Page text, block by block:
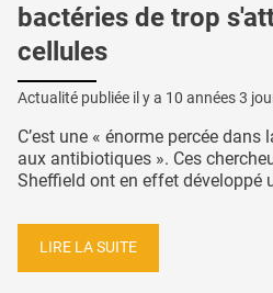
bactéries de trop
cellules
Actualité publiée il y a 10 années 3
C’est une « énorme percée
aux antibiotiques ». Ces
Sheffield ont en effet développé
LIRE LA SUITE